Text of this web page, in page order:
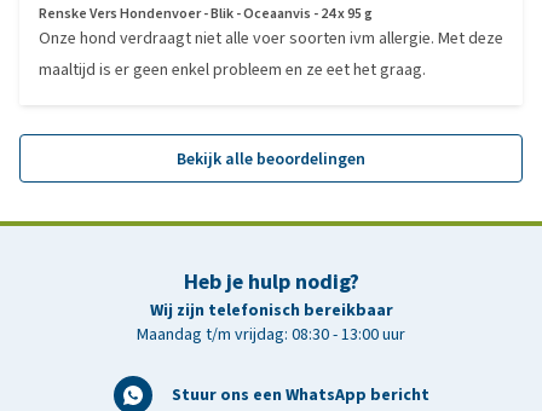
Renske Vers Hondenvoer - Blik - Oceaanvis - 24 x 95 g
Onze hond verdraagt niet alle voer soorten ivm allergie. Met deze
maaltijd is er geen enkel probleem en ze eet het graag.
Bekijk alle beoordelingen
Heb je hulp nodig?
Wij zijn telefonisch bereikbaar
Maandag t/m vrijdag: 08:30 - 13:00 uur
Stuur ons een WhatsApp bericht